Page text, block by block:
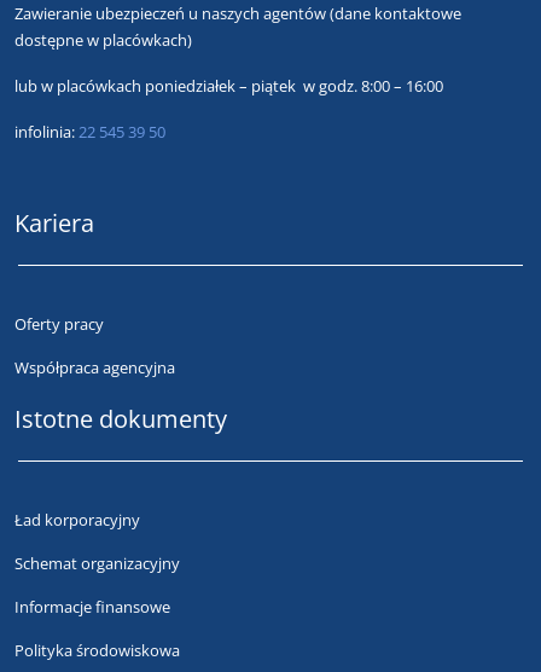
Zawieranie ubezpieczeń u naszych agentów(dane kontaktowe
dostępne w placówkach)
lubw placówkach poniedziałek – piątek w godz. 8:00 – 16:00
infolinia:22 545 39 50
Kariera
Oferty pracy
Współpraca agencyjna
Istotne dokumenty
Ład korporacyjny
Schemat organizacyjny
Informacje finansowe
Polityka środowiskowa